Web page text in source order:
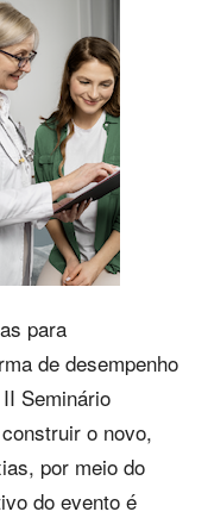
para
de desempenho
Seminário
o novo,
por meio do
do evento é